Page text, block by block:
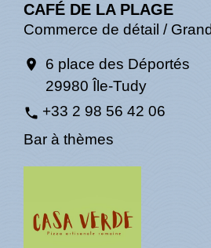
CAFÉ DE LA PLAGE
Commerce de détail /
location_on
6 place des Déportés
29980 Île-Tudy
phone +33 2 98 56 42 06
Bar à thèmes